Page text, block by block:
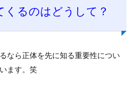
くるのはどうして？
なら正体を先に知る重要性につい
ます。笑